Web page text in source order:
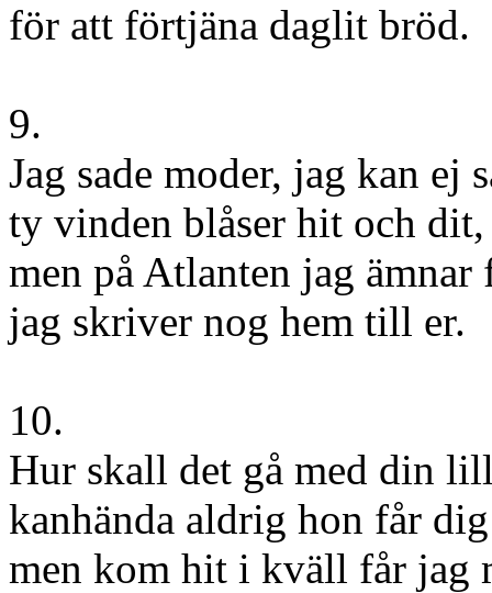
för att förtjäna daglit bröd.
9.
Jag sade moder, jag kan ej
ty vinden blåser hit och dit,
men på Atlanten jag ämnar
jag skriver nog hem till er.
10.
Hur skall det gå med din
kanhända aldrig hon får
men kom hit i kväll får jag